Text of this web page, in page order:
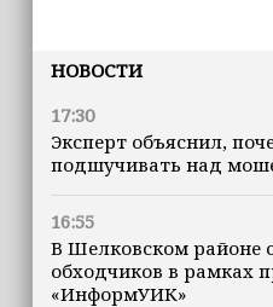
НОВОСТИ
17:30
Эксперт объяснил,
подшучивать над
16:55
В Шелковском районе
обходчиков в рамках
«ИнформУИК»